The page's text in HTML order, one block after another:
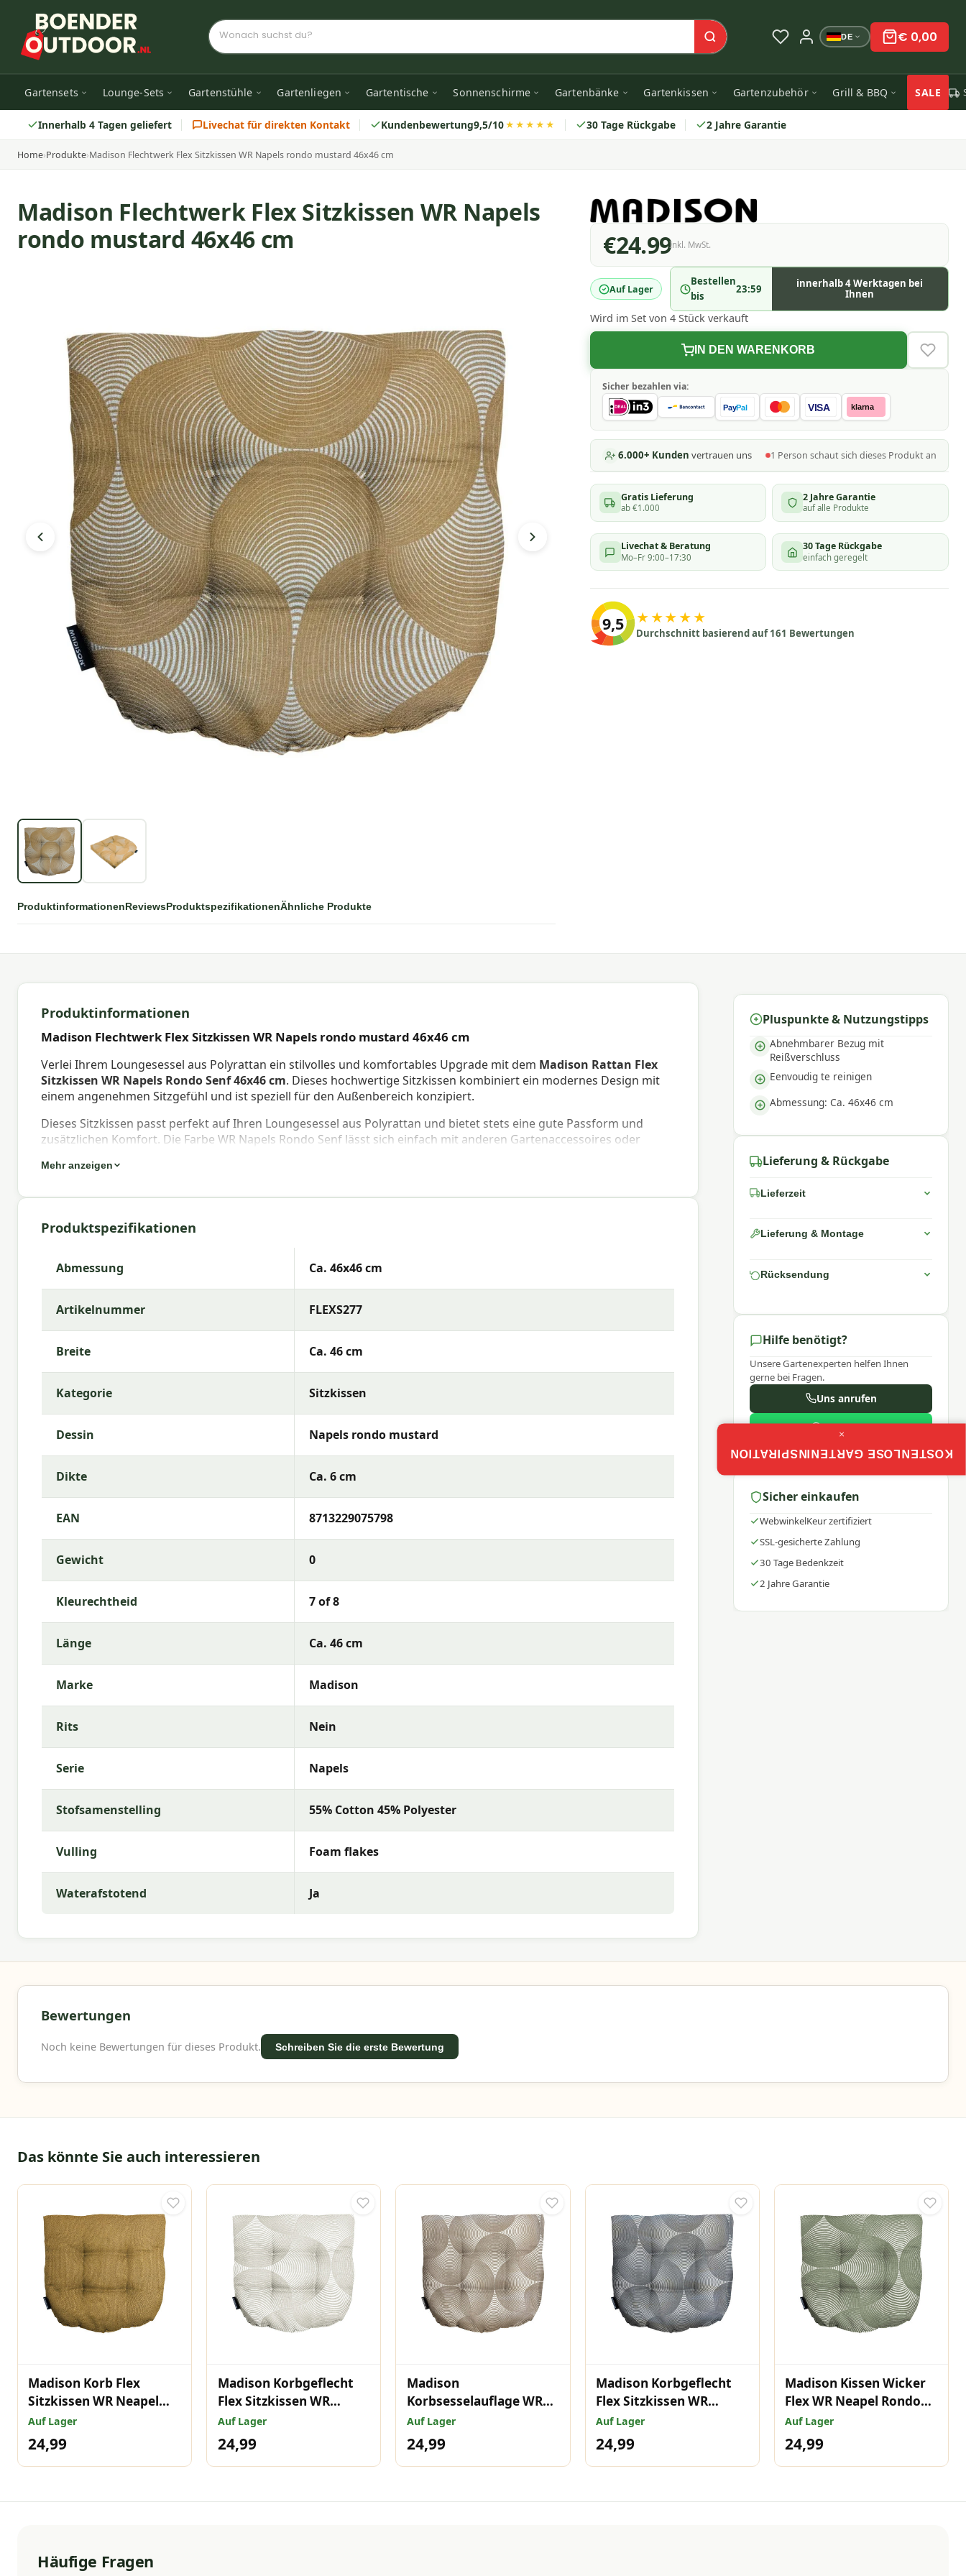
DE € 0,00
Gartensets Lounge-Sets Gartenstühle Gartenliegen Gartentische Sonnenschirme Gartenbänke Gartenkissen Gartenzubehör Grill & BBQ SALE
Innerhalb 4 Tagen geliefert Livechat für direkten Kontakt Kundenbewertung9,5/10★★★★★ 30 Tage Rückgabe 2 Jahre Garantie
Home›Produkte›Madison Flechtwerk Flex Sitzkissen WR Napels rondo mustard 46x46 cm
Madison Flechtwerk Flex Sitzkissen WR Napels
rondo mustard 46x46 cm
ProduktinformationenReviewsProduktspezifikationenÄhnliche Produkte
€24.99Inkl. MwSt.
Auf Lager
Bestellen
bis
23:59
innerhalb 4 Werktagen bei
Ihnen
Wird im Set von 4 Stück verkauft
IN DEN WARENKORB
Sicher bezahlen via:
PayPal VISA klarna
6.000+ Kunden vertrauen uns 1 Person schautsich dieses Produkt an
Gratis Lieferung
ab €1.000
2 Jahre Garantie
auf alle Produkte
Livechat & Beratung
Mo–Fr 9:00–17:30
30 Tage Rückgabe
einfach geregelt
9,5 ★★★★★
Durchschnitt basierend auf 161 Bewertungen
Produktinformationen
Madison Flechtwerk Flex Sitzkissen WR Napels rondo mustard 46x46 cm
Verlei Ihrem Loungesessel aus Polyrattan ein stilvolles und komfortables Upgrade mit dem Madison Rattan Flex
Sitzkissen WR Napels Rondo Senf 46x46 cm. Dieses hochwertige Sitzkissen kombiniert ein modernes Design mit
einem angenehmen Sitzgefühl und ist speziell für den Außenbereich konzipiert.
Dieses Sitzkissen passt perfekt auf Ihren Loungesessel aus Polyrattan und bietet stets eine gute Passform und
zusätzlichen Komfort. Die Farbe WR Napels Rondo Senf lässt sich einfach mit anderen Gartenaccessoires oder
schützen.
Pflegehinweise
Halten Sie Ihr Sitzkissen in Top-Zustand, indem Sie es bei Regen und nächtlichem Tau trocken lagern. Verwenden Sie
eventuell eine Schutzhülle für zusätzlichen Schutz vor Feuchtigkeit und Schmutz.
Mehr Informationen oder Beratung benötigt?
Haben Sie Fragen oder möchten Sie mehr über dieses Sitzkissen erfahren? Nehmen Sie gerne Kontakt mit uns auf.
Warum Madison?
Mit Madison entscheiden Sie sich für hochwertige Gartenkissen mit einem ausgezeichneten Preis-Leistungs-
Verhältnis. Madison bietet ein umfangreiches Sortiment mit hoher Farbechtheit und hervorragendem Komfort,
damit Sie die beste Wahl für Ihren Außenbereich treffen können.
Mehr anzeigen
Produktspezifikationen
Abmessung Ca. 46x46 cm
Artikelnummer FLEXS277
Breite Ca. 46 cm
Kategorie Sitzkissen
Dessin Napels rondo mustard
Dikte Ca. 6 cm
EAN 8713229075798
Gewicht 0
Kleurechtheid 7 of 8
Länge Ca. 46 cm
Marke Madison
Rits Nein
Serie Napels
Stofsamenstelling 55% Cotton 45% Polyester
Vulling Foam flakes
Waterafstotend Ja
Pluspunkte & Nutzungstipps
Abnehmbarer Bezug mit
Reißverschluss
Eenvoudig te reinigen
Abmessung: Ca. 46x46 cm
Lieferung & Rückgabe
Lieferzeit
Lieferung & Montage
Rücksendung
Hilfe benötigt?
Unsere Gartenexperten helfen Ihnen
gerne bei Fragen.
Uns anrufen
WhatsApp
Mo–Fr: 9:00–17:30
Sicher einkaufen
WebwinkelKeur zertifiziert
SSL-gesicherte Zahlung
30 Tage Bedenkzeit
2 Jahre Garantie
Bewertungen
Noch keine Bewertungen für dieses Produkt. Schreiben Sie die erste Bewertung
Das könnte Sie auch interessieren
Madison Korb Flex
Sitzkissen WR Neapel
mustard 46x46 cm
Auf Lager
24,99
Madison Korbgeflecht
Flex Sitzkissen WR
Neapel Rondo Sand
46x46 cm
Auf Lager
24,99
Madison
Korbsesselauflage WR
Neapel Rondo taupe
46x46 cm
Auf Lager
24,99
Madison Korbgeflecht
Flex Sitzkissen WR
Neapel rondo grau
46x46 cm
Auf Lager
24,99
Madison Kissen Wicker
Flex WR Neapel Rondo
Khaki 46x46 cm
Auf Lager
24,99
Häufige Fragen
KOSTENLOSE GARTENINSPIRATION
×